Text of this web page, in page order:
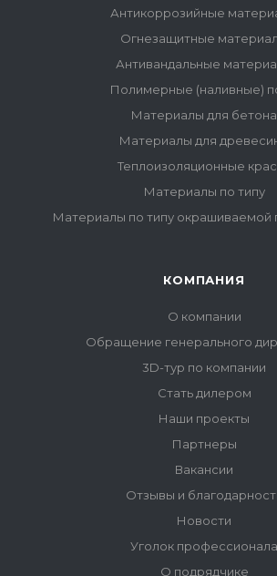
Антикоррозийные
Огнезащитные
Антивандальные
Полимерные (наливные)
Материалы для бетона
Материалы для
Теплоизоляционные
Материалы по типу
Материалы по типу окрашиваемой
КОМПАНИЯ
О компании
Обращение генерального
3D-тур по компании
Стать дилером
Наши проекты
Партнеры
Вакансии
Отзывы и
Новости
Уголок профессионала
О подрядчике